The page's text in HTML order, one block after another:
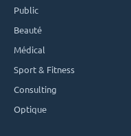
Public
Beauté
Médical
Sport & Fitness
Consulting
Optique